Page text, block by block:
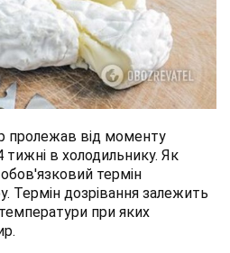
пролежав від моменту
тижні в холодильнику. Як
термін
Термін дозрівання залежить
температури при яких